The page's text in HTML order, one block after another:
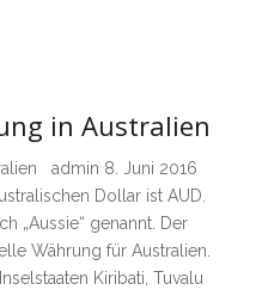
in Australien
admin 8. Juni 2016
Dollar ist AUD.
„Aussie“ genannt. Der
Währung für Australien.
Kiribati, Tuvalu